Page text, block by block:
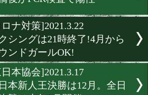
[東日本協会]2021.4.14
昭和のスーパーヒーロー輪
一会長勇退!
[JPBA]2021.4.9
5月の墨田ボクシング祭り